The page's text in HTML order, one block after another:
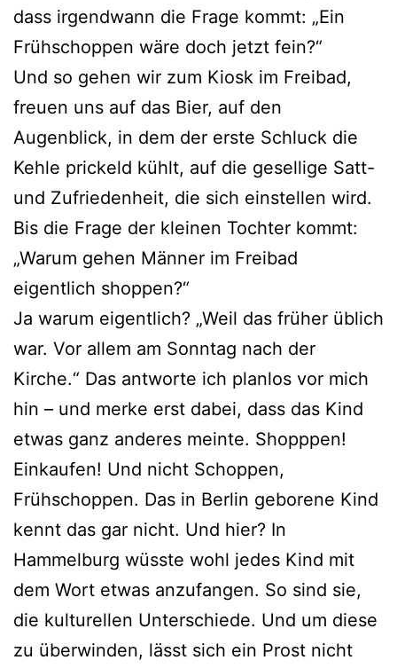
dass irgendwann die Frage kommt: „Ein
Frühschoppen wäre doch jetzt fein?“
Und so gehen wir zum Kiosk im Freibad,
freuen uns auf das Bier, auf den
Augenblick, in dem der erste Schluck die
Kehle prickeld kühlt, auf die gesellige Satt-
und Zufriedenheit, die sich einstellen wird.
Bis die Frage der kleinen Tochter kommt:
„Warum gehen Männer im Freibad
eigentlich shoppen?“
Ja warum eigentlich? „Weil das früher üblich
war. Vor allem am Sonntag nach der
Kirche.“ Das antworte ich planlos vor mich
hin – und merke erst dabei, dass das Kind
etwas ganz anderes meinte. Shopppen!
Einkaufen! Und nicht Schoppen,
Frühschoppen. Das in Berlin geborene Kind
kennt das gar nicht. Und hier? In
Hammelburg wüsste wohl jedes Kind mit
dem Wort etwas anzufangen. So sind sie,
die kulturellen Unterschiede. Und um diese
zu überwinden, lässt sich ein Prost nicht